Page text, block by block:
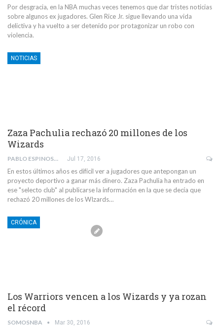
Por desgracia, en la NBA muchas veces tenemos que dar tristes noticias
sobre algunos ex jugadores. Glen Rice Jr. sigue llevando una vida
delictiva y ha vuelto a ser detenido por protagonizar un robo con
violencia.
NOTICIAS
Zaza Pachulia rechazó 20 millones de los
Wizards
PABLO ESPINOSA SAN MAURO Jul 17, 2016
En estos últimos años es difícil ver a jugadores que antepongan un
proyecto deportivo a ganar más dinero. Zaza Pachulia ha entrado en
ese "selecto club" al publicarse la información en la que se decía que
rechazó 20 millones de los WIzards…
CRÓNICA
Los Warriors vencen a los Wizards y ya rozan
el récord
SOMOSNBA Mar 30, 2016